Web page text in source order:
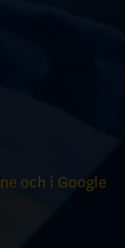
och i Google